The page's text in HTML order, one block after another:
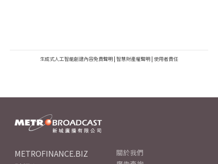
生成式人工智能創建內容免責聲明 | 智慧財產權聲明 | 使用者責任
METROFINANCE.BIZ
關於我們